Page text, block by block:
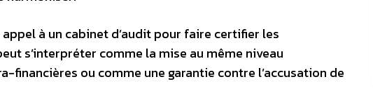
à un cabinet d’audit pour faire certifier les
s’interpréter comme la mise au même niveau
ou comme une garantie contre l’accusation de